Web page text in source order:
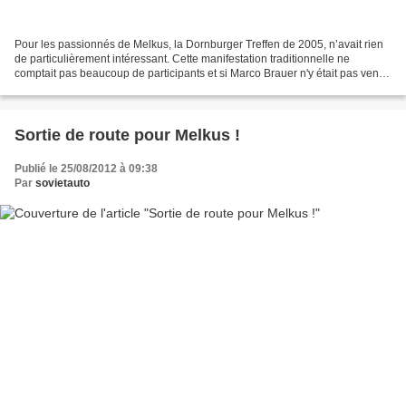
Pour les passionnés de Melkus, la Dornburger Treffen de 2005, n’avait rien
de particulièrement intéressant. Cette manifestation traditionnelle ne
comptait pas beaucoup de participants et si Marco Brauer n'y était pas venu
Sortie de route pour Melkus !
Publié le 25/08/2012 à 09:38
Par sovietauto